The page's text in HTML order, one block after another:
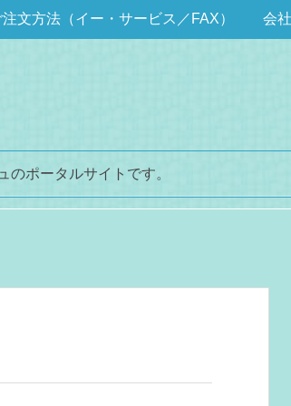
注文方法（イー・サービス／FAX） 会
ポータルサイトです。